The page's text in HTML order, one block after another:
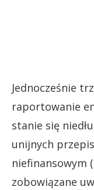
Jednocześnie
raportowanie
stanie się
unijnych
niefinansowym
zobowiązane